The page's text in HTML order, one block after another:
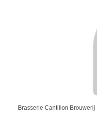
Brasserie Cantillon Brouwerij